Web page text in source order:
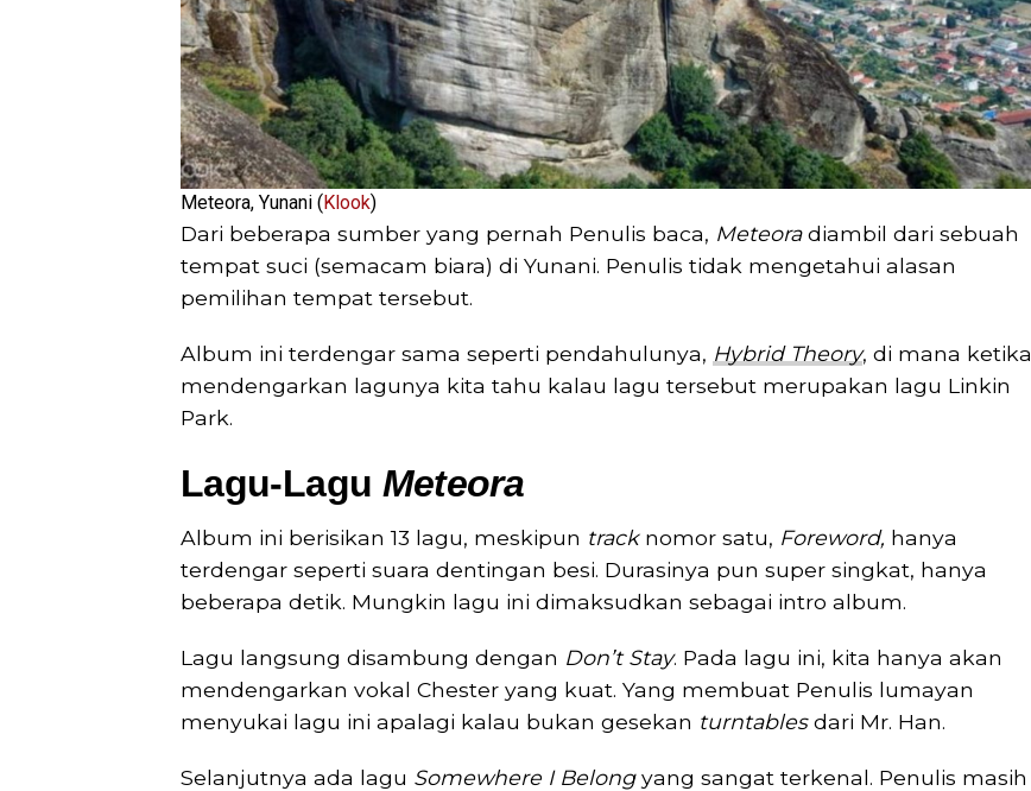
Meteora, Yunani (Klook)
Dari beberapa sumber yang pernah Penulis baca, Meteoradiambil dari sebuah
tempat suci (semacam biara) di Yunani. Penulis tidak mengetahui alasan
pemilihan tempat tersebut.
Album ini terdengar sama seperti pendahulunya, Hybrid Theory, di mana ketika
mendengarkan lagunya kita tahu kalau lagu tersebut merupakan lagu Linkin
Park.
Lagu-Lagu Meteora
Album ini berisikan 13 lagu, meskipun tracknomor satu, Foreword, hanya
terdengar seperti suara dentingan besi. Durasinya pun super singkat, hanya
beberapa detik. Mungkin lagu ini dimaksudkan sebagai intro album.
Lagu langsung disambung dengan Don’t Stay. Pada lagu ini, kita hanya akan
mendengarkan vokal Chester yang kuat. Yang membuat Penulis lumayan
menyukai lagu ini apalagi kalau bukan gesekan turntablesdari Mr. Han.
Selanjutnya ada lagu Somewhere I Belongyang sangat terkenal. Penulis masih